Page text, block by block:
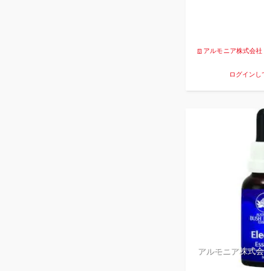
アルモニア株式会社
ログイン
アルモニア株式